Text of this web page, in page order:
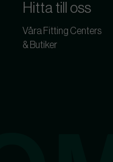
Hitta till oss
Våra Fitting Centers
& Butiker